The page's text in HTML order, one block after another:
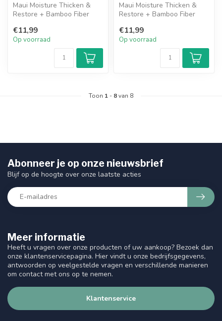
Maui Moisture Thicken &
Restore + Bamboo Fiber
herstellende, vers...
€11,99
Op voorraad
Maui Moisture Thicken &
Restore + Bamboo Fiber
herstel...
€11,99
Op voorraad
Toon 1 - 8van 8
Meer informatie
Heeft u vragen over onze producten of uw aankoop? Bezoek dan
onze klantenservicepagina. Hier vindt u onze bedrijfsgegevens,
antwoorden op veelgestelde vragen en verschillende manieren
om contact met ons op te nemen.
Klantenservice
Abonneer je op onze nieuwsbrief
Blijf op de hoogte over onze laatste acties